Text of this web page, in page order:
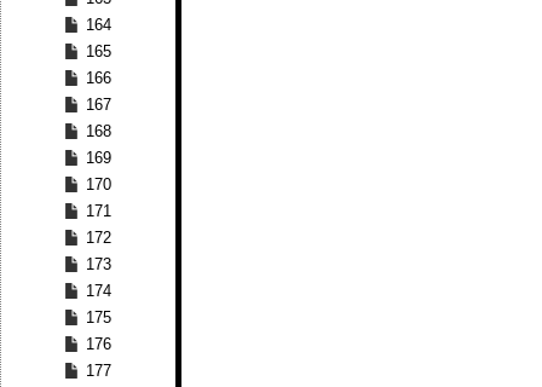
164
165
166
167
168
169
170
171
172
173
174
175
176
177